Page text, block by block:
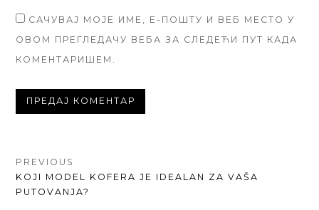
САЧУВАЈ МОЈЕ ИМЕ, Е-ПОШТУ И ВЕБ МЕСТО У
ОВОМ ПРЕГЛЕДАЧУ ВЕБА ЗА СЛЕДЕЋИ ПУТ КАДА
КОМЕНТАРИШЕМ.
КРЕТАЊЕ
ЧЛАНКА
PREVIOUS
PREVIOUS
POST:
KOJI MODEL KOFERA JE IDEALAN ZA VAŠA
PUTOVANJA?